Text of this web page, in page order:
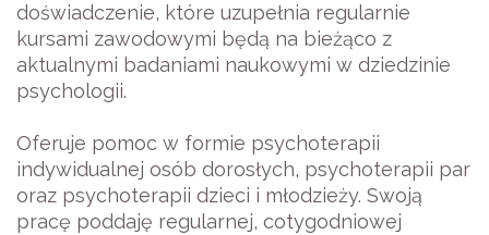
doświadczenie, które uzupełnia regularnie
kursami zawodowymi będą na bieżąco z
aktualnymi badaniami naukowymi w dziedzinie
psychologii.
Oferuje pomoc w formie psychoterapii
indywidualnej osób dorosłych, psychoterapii par
oraz psychoterapii dzieci i młodzieży. Swoją
pracę poddaję regularnej, cotygodniowej